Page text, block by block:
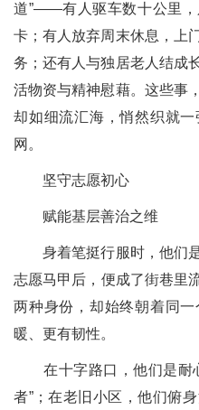
道”——有人驱车数十公里，
卡；有人放弃周末休息，上
务；还有人与独居老人结成
活物资与精神慰藉。这些事
却如细流汇海，悄然织就
网。
坚守志愿初心
赋能基层善治之维
身着笔挺行服时，他们是
志愿马甲后，便成了街巷里
两种身份，却始终朝着同
暖、更有韧性。
在十字路口，他们是耐
者”；在老旧小区，他们俯